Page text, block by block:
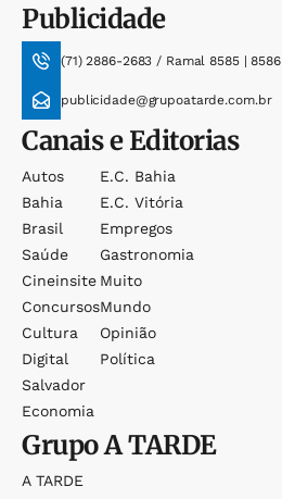
Publicidade
(71) 2886-2683 / Ramal 8585 | 8586
publicidade@grupoatarde.com.br
Canais e Editorias
Autos
Bahia
Brasil
Saúde
Cineinsite
Concursos
Cultura
Digital
Salvador
Economia
E.c. Bahia
E.c. Vitória
Empregos
Gastronomia
Muito
Mundo
Opinião
Política
GrupoA TARDE
A TARDE